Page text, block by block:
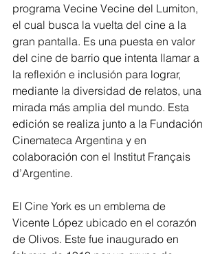
programa Vecine Vecine del Lumiton,
el cual busca la vuelta del cine a la
gran pantalla. Es una puesta en valor
del cine de barrio que intenta llamar a
la reflexión e inclusión para lograr,
mediante la diversidad de relatos, una
mirada más amplia del mundo. Esta
edición se realiza junto a la Fundación
Cinemateca Argentina y en
colaboración con el Institut Français
d’Argentine.
El Cine York es un emblema de
Vicente López ubicado en el corazón
de Olivos. Este fue inaugurado en